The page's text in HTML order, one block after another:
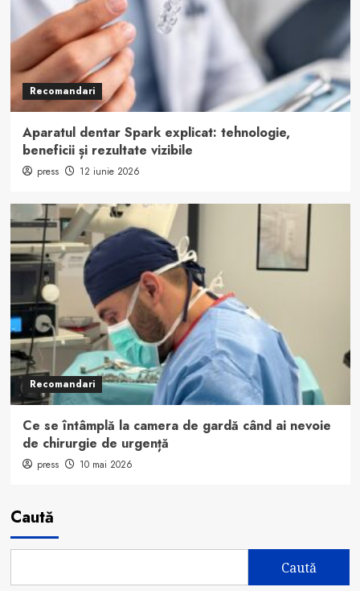
Recomandari
Aparatul dentar Spark explicat: tehnologie,
beneficii și rezultate vizibile
press 12 iunie 2026
Recomandari
Ce se întâmplă la camera de gardă când ai nevoie
de chirurgie de urgență
press 10 mai 2026
Caută
Caută